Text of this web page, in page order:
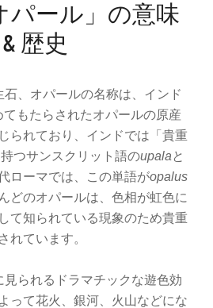
パール」の意味
& 歴史
、オパールの名称は、インド
てもたらされたオパールの原産
られており、インドでは「貴重
つサンスクリット語のupala と
ローマでは、この単語がopalus
どのオパールは、色相が虹色に
て知られている現象のため貴重
れています。
見られるドラマチックな遊色効
って花火、銀河、火山などにな